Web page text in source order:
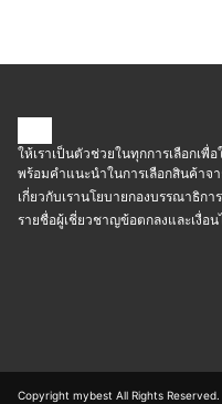
ให้เราเป็นตัวช่วยในทุกการเลือกเ
พร้อมคำแนะนำในการเลือกสินค้าจ
เกี่ยวกับเรานโยบายกองบรรณาธิการ
รายชื่อผู้เชี่ยวชาญข้อตกลงและเงื่อน
Copyright mybest All Rights Reserved.